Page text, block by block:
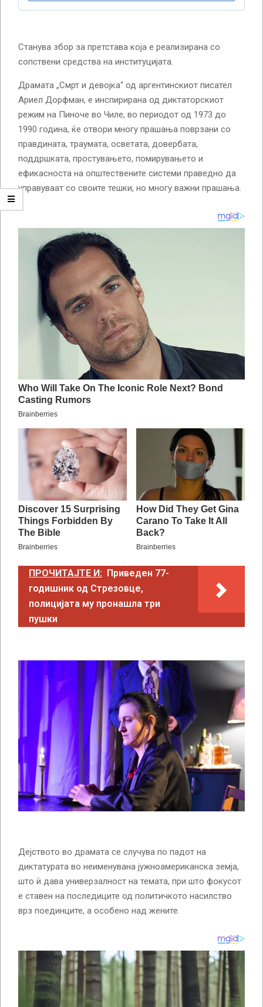
Станува збор за претстава која е реализирана со
сопствени средства на институцијата.
Драмата „Смрт и девојка“ од аргентинскиот писател
Ариел Дорфман, е инспирирана од диктаторскиот
режим на Пиноче во Чиле, во периодот од 1973 до
1990 година, ќе отвори многу прашања поврзани со
правдината, траумата, осветата, довербата,
поддршката, простувањето, помирувањето и
ефикасноста на општествените системи праведно да
управуваат со своите тешки, но многу важни прашања.
ПРОЧИТАЈТЕ И: Приведен 77-
годишник од Стрезовце,
полицијата му пронашла три
пушки
Дејството во драмата се случува по падот на
диктатурата во неименувана јужноамериканска земја,
што ѝ дава универзалност на темата, при што фокусот
е ставен на последиците од политичкото насилство
врз поединците, а особено над жените.